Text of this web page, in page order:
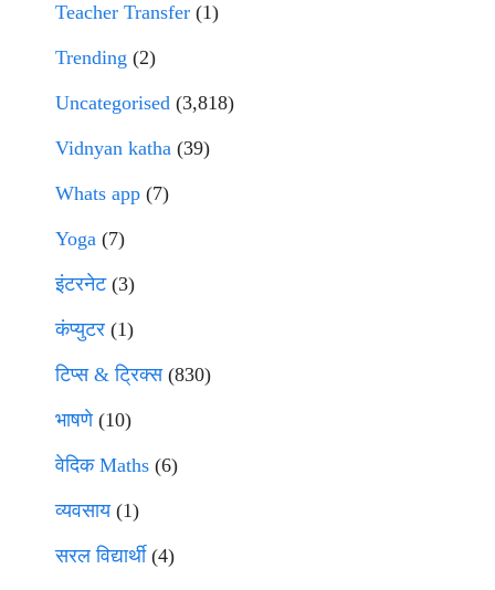
Teacher Transfer (1)
Trending (2)
Uncategorised (3,818)
Vidnyan katha (39)
Whats app (7)
Yoga (7)
इंटरनेट(3)
कंप्युटर (1)
टिप्स & ट्रिक्स(830)
भाषणे(10)
वेदिक Maths (6)
व्यवसाय(1)
सरल विद्यार्थी(4)